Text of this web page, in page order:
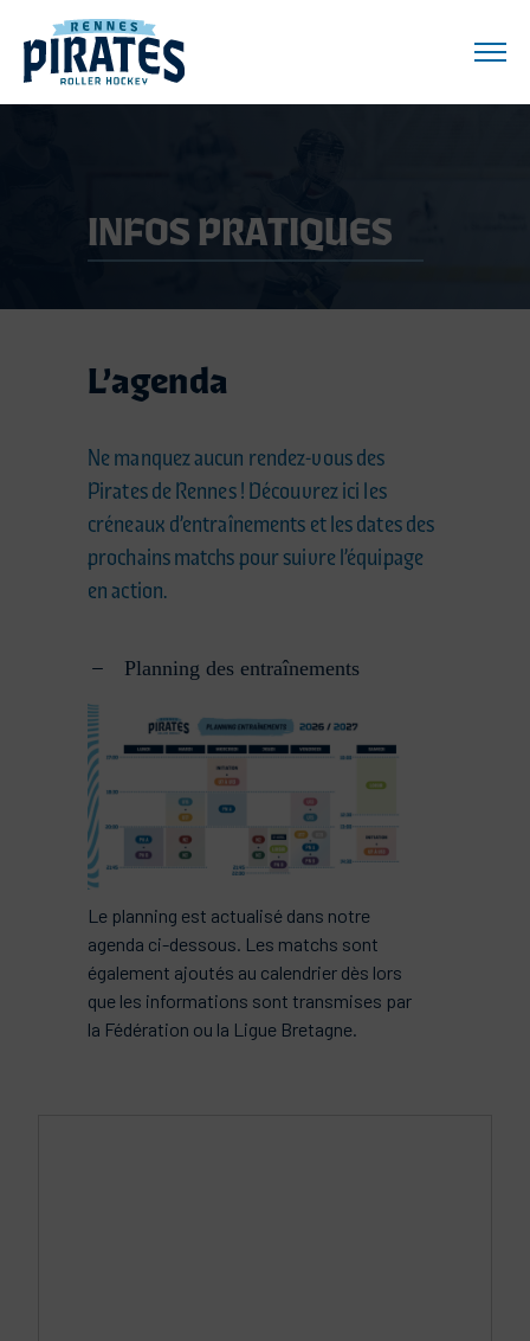
INFOSPRATIQUES
L’agenda
Ne manquez aucun rendez-vous des
Pirates de Rennes ! Découvrez ici les
créneaux d’entraînements et les dates des
prochains matchs pour suivre l’équipage
en action.
Planning des entraînements
Le planning est actualisé dans notre
agenda ci-dessous. Les matchs sont
également ajoutés au calendrier dès lors
que les informations sont transmises par
la Fédération ou la Ligue Bretagne.